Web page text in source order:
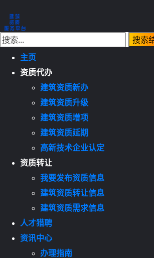
主页
资质代办
建筑资质新办
建筑资质升级
建筑资质增项
建筑资质延期
高新技术企业认定
资质转让
我要发布资质信息
建筑资质转让信息
建筑资质需求信息
人才猎聘
资讯中心
办理指南